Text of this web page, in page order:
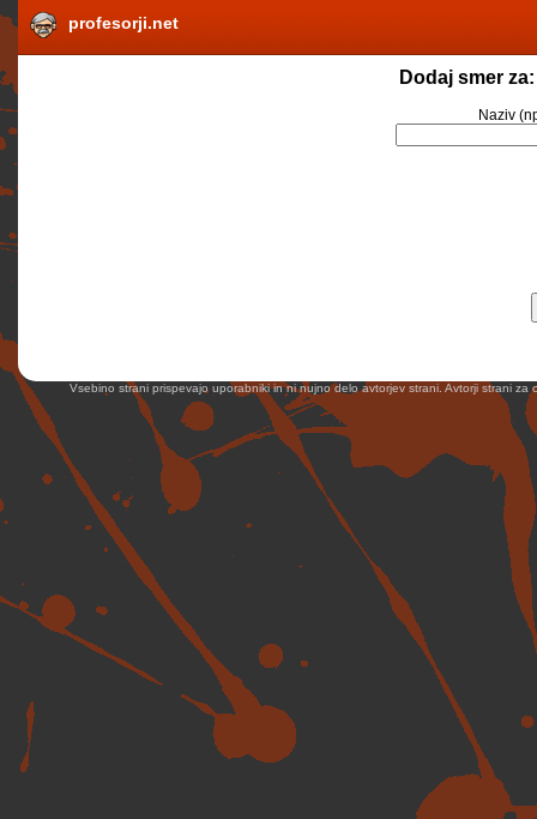
profesorji.net
Dodaj smer
Naziv
Vsebino strani prispevajo uporabniki in ni nujno delo avtorjev strani. Avtorji strani